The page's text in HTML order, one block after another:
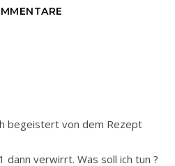
begeistert von dem Rezept
dann verwirrt. Was soll ich tun ?